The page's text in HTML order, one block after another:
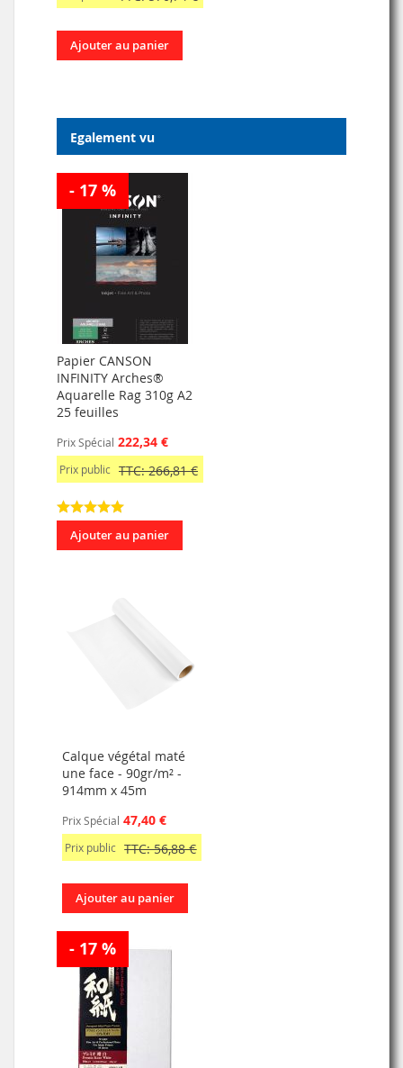
Ajouter au panier
Egalement vu
- 17 %
Papier CANSON
INFINITY Arches®
Aquarelle Rag 310g A2
25 feuilles
Prix Spécial 222,34 €
Prix public TTC: 266,81 €
Ajouter au panier
Calque végétal maté
une face - 90gr/m² -
914mm x 45m
Prix Spécial 47,40 €
Prix public TTC: 56,88 €
Ajouter au panier
- 17 %